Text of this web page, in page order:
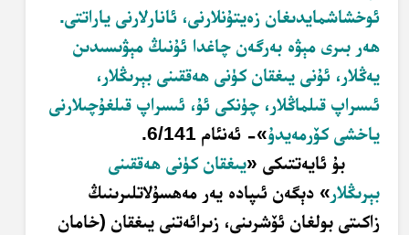
ئوخشاشمايدىغان زەيتۇنلارنى، ئانارلارنى ياراتتى.
ھەر بىرى مېۋە بەرگەن چاغدا ئۇنىڭ مېۋىسىدىن
يەڭلار، ئۇنى يىغقان كۈنى ھەققىنى بېرىڭلار،
ئىسراپ قىلماڭلار، چۈنكى ئۇ، ئىسراپ قىلغۇچىلارنى
ياخشى كۆرمەيدۇ»- ئەنئام 6/141.
بۇ ئايەتتىكى «يىغقان كۈنى ھەققىنى
بېرىڭلار» دېگەن ئىپادە يەر مەھسۇلاتلىرىنىڭ
زاكىتى بولغان ئۆشرىنى، زىرائەتنى يىغقان (خامان